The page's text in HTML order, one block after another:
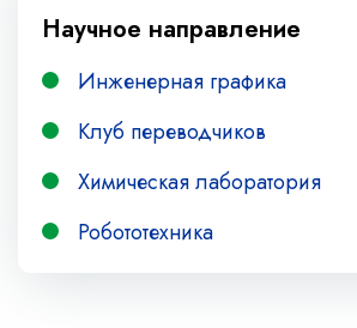
Научное направление
Инженерная графика
Клуб переводчиков
Химическая лаборатория
Робототехника